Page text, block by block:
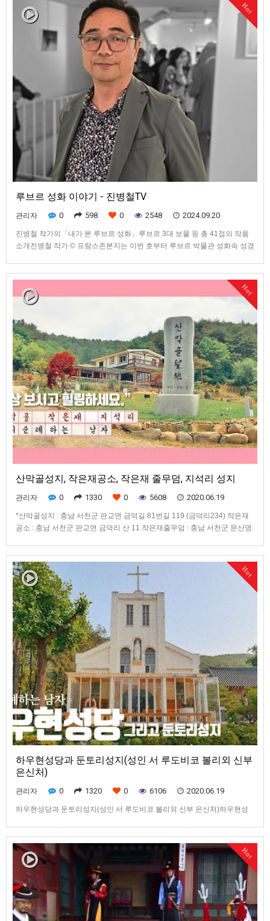
원(…
Hot
루브르 성화 이야기 - 진병철TV
관리자 0 598 0 2548 2024.09.20
진병철 작가의「내가 본 루브르 성화」루브르 3대 보물 등 총 41점의 작품
소개진병철 작가 © 프랑스존본지는 이번 호부터 루브르 박물관 성화속 성경
점에서 절찬 판매중에 있다.루브르 박물관은 누구나 한 번은 가 보고 …
Hot
산막골성지, 작은재공소, 작은재 줄무덤, 지석리 성지
관리자 0 1330 0 5608 2020.06.19
*산막골성지 : 충남 서천군 판교면 금덕길 81번길 119 (금덕리234) 작은재
공소 : 충남 서천군 판교면 금덕리 산 11 작은재줄무덤 : 충남 서천군 문산명
과 작은재 모두 집입하는 도로가 길고 좁…
Hot
하우현성당과 둔토리성지(성인 서 루도비코 볼리외 신부
은신처)
관리자 0 1320 0 6106 2020.06.19
하우현성당과 둔토리성지(성인 서 루도비코 볼리외 신부 은신처)하우현성
를 피해 온 교우들이 모여살았던 교우촌이었습니다.1893년 하우현공소를
방문한 왕림본당 알릭스 신부는 공소강당없이 교우집에서 공소예절을 행…
Hot